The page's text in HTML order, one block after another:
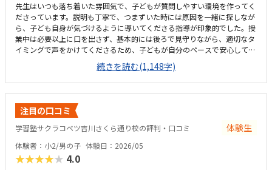
先生はいつも落ち着いた雰囲気で、子どもが質問しやすい環境を作ってく
ださっています。説明も丁寧で、つまずいた時には原因を一緒に探しなが
ら、子ども自身が気づけるように導いてくださる指導が印象的でした。授
業中は必要以上に口を出さず、基本的には後ろで見守りながら、適切なタ
イミングで声をかけてくださるため、子どもが自分のペースで安心して取
り組めています。カリキュラムの細かな内容まではまだ把握しきれていま
せんが、教室独自の進捗シートがとても分かりやすく作られており、「今
日はどこまで進んだか」が一目で確認できる仕組みになっています。子ど
も自身も「今日はここまで進んだよ」と嬉しそうに教えてくれるので、学
習の見える化がしっかりできていると感じます。さらに、各ステップの先
には「このあたりでどの検定レベルを目指せるか」といった目安も書かれ
ており、今どの段階にいて、どこに向かっているのかが親にも分かりやす
がありましたが、このシートのおかげで成長の道筋が具体的にイメージで
き、安心して通わせることができています。教室までは車で10分ほどかか
続きを読む(1,148字)
注目の口コミ
学習塾サクラコベツ吉川さくら通り校の評判・口コミ 体験生
体験者：小2/男の子 体験日：2026/05
★★★★★ 4.0